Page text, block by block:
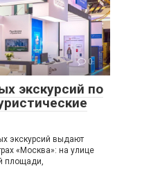
0
экскурсий по
экскурсий выдают
«Москва»: на улице
площади,